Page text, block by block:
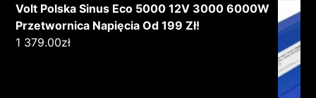
Volt Polska Sinus Eco 5000 12V 3000 6000W
Przetwornica Napięcia Od 199 Zł!
1 379.00zł